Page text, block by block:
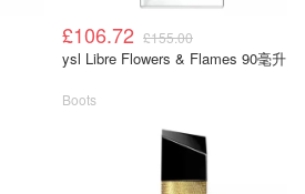
£106.72 £155.00
ysl Libre Flowers & Flames 90毫升
Boots